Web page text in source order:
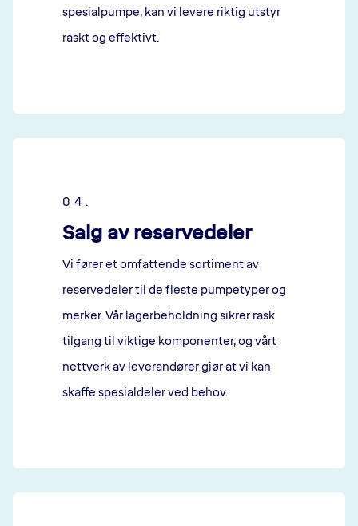
spesialpumpe, kan vi levere riktig utstyr
raskt og effektivt.
04.
Salg av reservedeler
Vi fører et omfattende sortiment av
reservedeler til de fleste pumpetyper og
merker. Vår lagerbeholdning sikrer rask
tilgang til viktige komponenter, og vårt
nettverk av leverandører gjør at vi kan
skaffe spesialdeler ved behov.